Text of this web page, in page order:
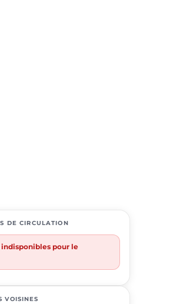
DE CIRCULATION
pour le
VOISINES